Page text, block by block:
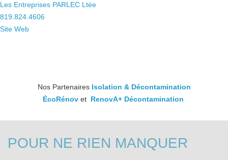
Les Entreprises PARLEC Ltée
819.824.4606
Site Web
Nos Partenaires Isolation & Décontamination
ÉcoRénovet RenovA+ Décontamination
POUR NE RIEN MANQUER